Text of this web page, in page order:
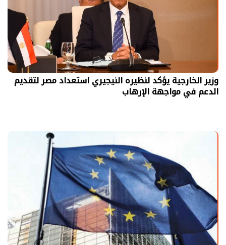
وزير الخارجية يؤكد لنظيره النيجيري استعداد مصر لتقديم
الدعم في مواجهة الإرهاب